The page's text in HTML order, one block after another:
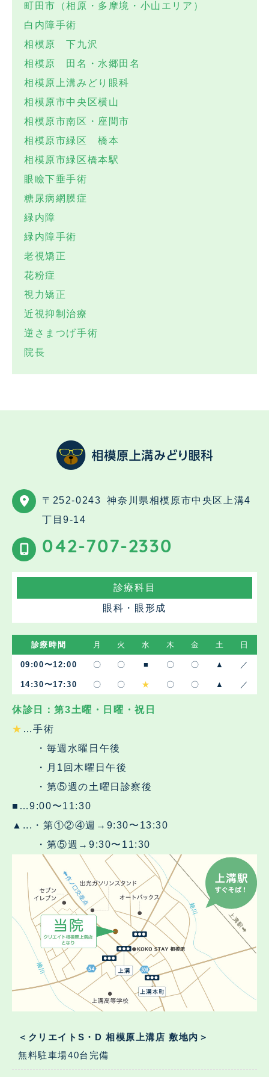
町田市（相原・多摩境・小山エリア）
白内障手術
相模原 下九沢
相模原 田名・水郷田名
相模原上溝みどり眼科
相模原市中央区横山
相模原市南区・座間市
相模原市緑区 橋本
相模原市緑区橋本駅
眼瞼下垂手術
糖尿病網膜症
緑内障
緑内障手術
老視矯正
花粉症
視力矯正
近視抑制治療
逆さまつげ手術
院長
〒252-0243
神奈川県相模原市中央区上溝4
丁目9-14
042-707-2330
診療科目
眼科・眼形成
診療時間 月 火 水 木 金 土 日
09:00〜12:00 〇 〇 ■ 〇 〇 ▲ ／
14:30〜17:30 〇 〇 ★ 〇 〇 ▲ ／
休診日：第3土曜・日曜・祝日
★ …手術
・毎週水曜日午後
・月1回木曜日午後
・第⑤週の土曜日診察後
■…9:00〜11:30
▲...・第①②④週→9:30〜13:30
・第⑤週→9:30〜11:30
＜クリエイトS・D 相模原上溝店 敷地内＞
無料駐車場40台完備